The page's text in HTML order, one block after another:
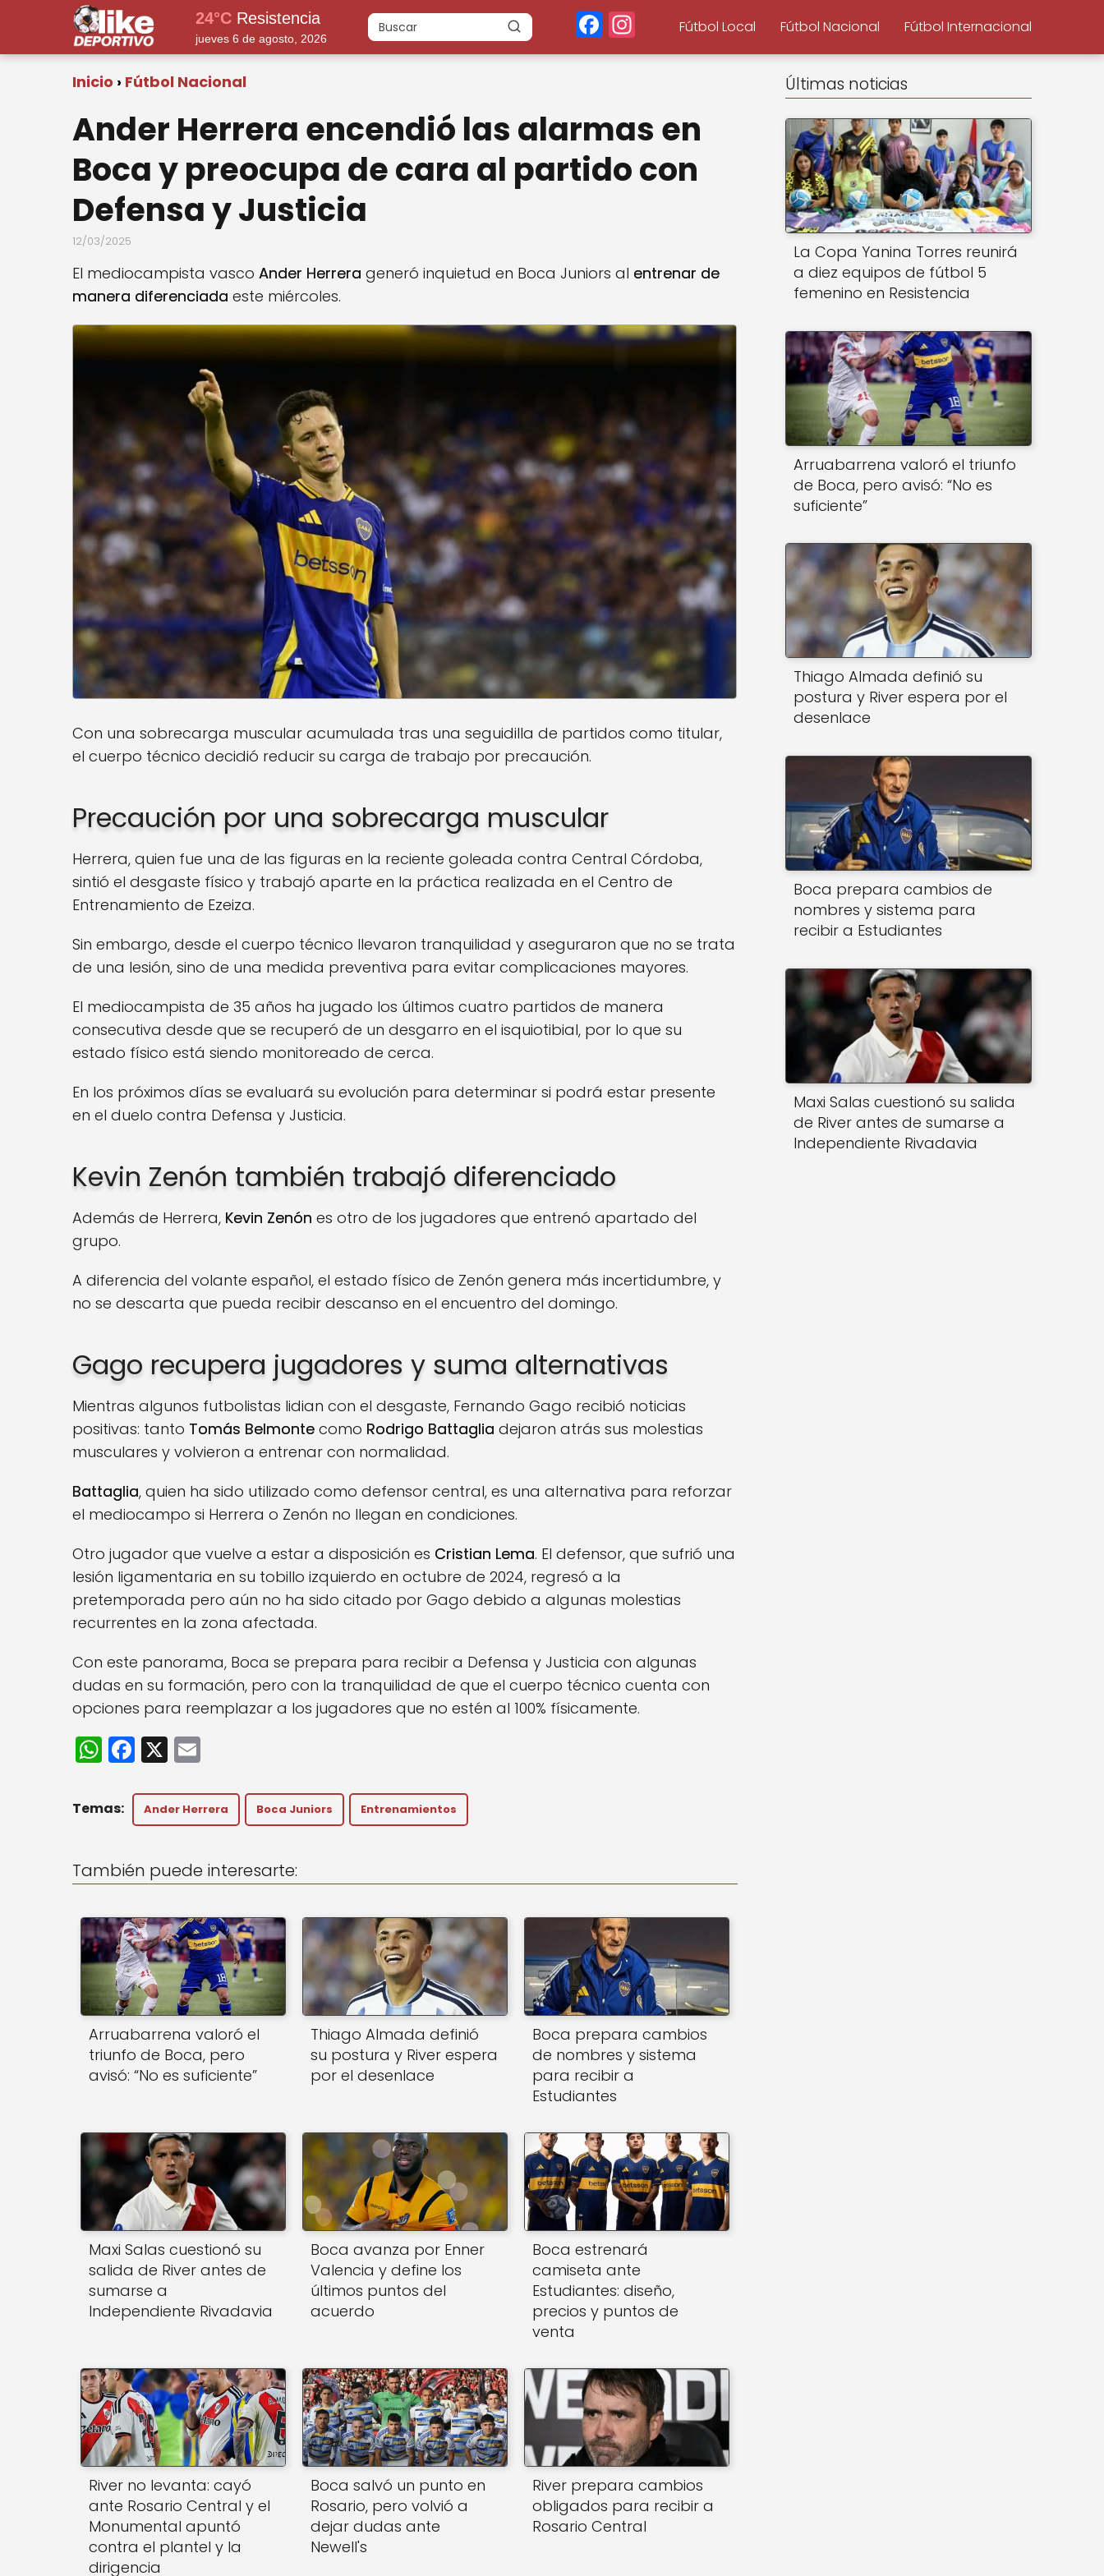
24°CResistencia
jueves 6 de agosto, 2026 F
a
b
o
o
st
r
a
m
Fútbol Local Fútbol Nacional Fútbol Internacional
Inicio Fútbol Nacional
Ander Herrera encendió las alarmas en
Boca y preocupa de cara al partido con
Defensa y Justicia
12/03/2025
El mediocampista vasco Ander Herrera generó inquietud en Boca Juniors al entrenar de
manera diferenciada este miércoles.
Con una sobrecarga muscular acumulada tras una seguidilla de partidos como titular,
el cuerpo técnico decidió reducir su carga de trabajo por precaución.
Precaución por una sobrecarga muscular
Herrera, quien fue una de las figuras en la reciente goleada contra Central Córdoba,
sintió el desgaste físico y trabajó aparte en la práctica realizada en el Centro de
Entrenamiento de Ezeiza.
Sin embargo, desde el cuerpo técnico llevaron tranquilidad y aseguraron que no se trata
de una lesión, sino de una medida preventiva para evitar complicaciones mayores.
El mediocampista de 35 años ha jugado los últimos cuatro partidos de manera
consecutiva desde que se recuperó de un desgarro en el isquiotibial, por lo que su
estado físico está siendo monitoreado de cerca.
En los próximos días se evaluará su evolución para determinar si podrá estar presente
en el duelo contra Defensa y Justicia.
Kevin Zenón también trabajó diferenciado
Además de Herrera, Kevin Zenón es otro de los jugadores que entrenó apartado del
grupo.
A diferencia del volante español, el estado físico de Zenón genera más incertidumbre, y
no se descarta que pueda recibir descanso en el encuentro del domingo.
Gago recupera jugadores y suma alternativas
Mientras algunos futbolistas lidian con el desgaste, Fernando Gago recibió noticias
positivas: tanto Tomás Belmonte como Rodrigo Battaglia dejaron atrás sus molestias
musculares y volvieron a entrenar con normalidad.
Battaglia, quien ha sido utilizado como defensor central, es una alternativa para reforzar
el mediocampo si Herrera o Zenón no llegan en condiciones.
Otro jugador que vuelve a estar a disposición es Cristian Lema. El defensor, que sufrió una
lesión ligamentaria en su tobillo izquierdo en octubre de 2024, regresó a la
pretemporada pero aún no ha sido citado por Gago debido a algunas molestias
recurrentes en la zona afectada.
Con este panorama, Boca se prepara para recibir a Defensa y Justicia con algunas
dudas en su formación, pero con la tranquilidad de que el cuerpo técnico cuenta con
opciones para reemplazar a los jugadores que no estén al 100% físicamente.
W
h
a
A
p
F
a
c
e
o
k
X
ai
l
Ander Herrera Boca Juniors Entrenamientos
También puede interesarte:
Arruabarrena valoró el
triunfo de Boca, pero
avisó: “No es suficiente”
Thiago Almada definió
su postura y River espera
por el desenlace
Boca prepara cambios
de nombres y sistema
para recibir a
Estudiantes
Maxi Salas cuestionó su
salida de River antes de
sumarse a
Independiente Rivadavia
Boca avanza por Enner
Valencia y define los
últimos puntos del
acuerdo
Boca estrenará
camiseta ante
Estudiantes: diseño,
precios y puntos de
venta
River no levanta: cayó
ante Rosario Central y el
Monumental apuntó
contra el plantel y la
dirigencia
Boca salvó un punto en
Rosario, pero volvió a
dejar dudas ante
Newell's
River prepara cambios
obligados para recibir a
Rosario Central
Últimas noticias
La Copa Yanina Torres reunirá
a diez equipos de fútbol 5
femenino en Resistencia
Arruabarrena valoró el triunfo
de Boca, pero avisó: “No es
suficiente”
Thiago Almada definió su
postura y River espera por el
desenlace
Boca prepara cambios de
nombres y sistema para
recibir a Estudiantes
Maxi Salas cuestionó su salida
de River antes de sumarse a
Independiente Rivadavia